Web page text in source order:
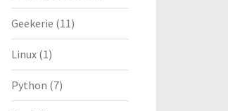
Geekerie (11)
Linux(1)
Python (7)